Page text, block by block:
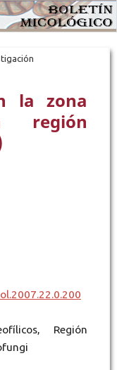
la zona
región
Región